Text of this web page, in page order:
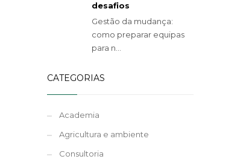
desafios
Gestão da mudança:
como preparar equipas
para n...
CATEGORIAS
Academia
Agricultura e ambiente
Consultoria